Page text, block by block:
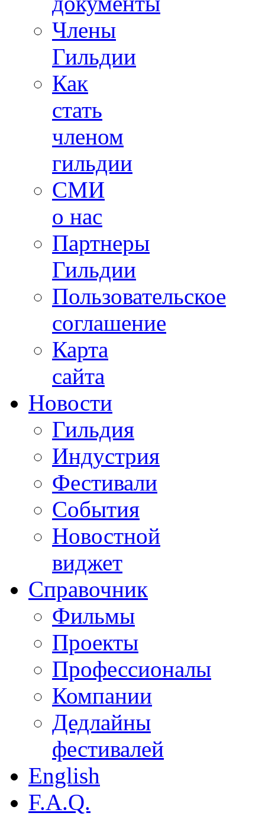
Члены
Гильдии
Как
стать
членом
гильдии
СМИ
о нас
Партнеры
Гильдии
Пользовательское
соглашение
Карта
сайта
Новости
Гильдия
Индустрия
Фестивали
События
Новостной
виджет
Справочник
Фильмы
Проекты
Профессионалы
Компании
Дедлайны
фестивалей
English
F.A.Q.